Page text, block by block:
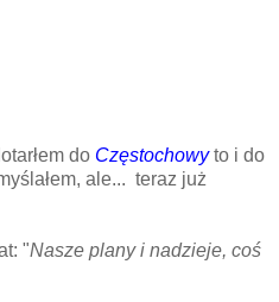
do Częstochowyto i do
ale... teraz już
"Nasze plany i nadzieje, coś